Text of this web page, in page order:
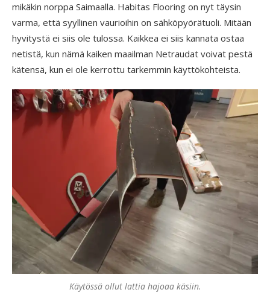
mikäkin norppa Saimaalla. Habitas Flooring on nyt täysin
varma, että syyllinen vaurioihin on sähköpyörätuoli. Mitään
hyvitystä ei siis ole tulossa. Kaikkea ei siis kannata ostaa
netistä, kun nämä kaiken maailman Netraudat voivat pestä
kätensä, kun ei ole kerrottu tarkemmin käyttökohteista.
Käytössä ollut lattia hajoaa käsiin.